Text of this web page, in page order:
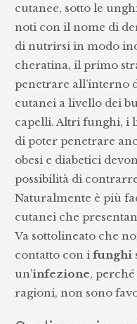
cutanee, sotto le
noti con il nome di
di nutrirsi in modo
cheratina, il primo
penetrare all’interno
cutanei a livello dei
capelli. Altri funghi, i
di poter penetrare
obesi e diabetici
possibilità di
Naturalmente è più
cutanei che
Va sottolineato che
contatto con ifunghi
un’infezione,
ragioni, non sono